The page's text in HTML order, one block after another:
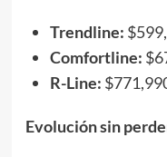
Trendline:
Comfortline:
R-Line:
Evolución sin